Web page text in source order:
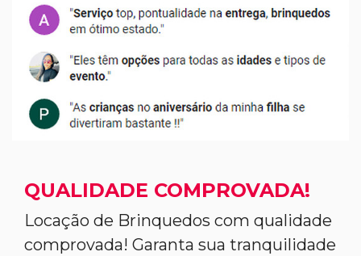
QUALIDADE COMPROVADA!
Locação de Brinquedos com qualidade
comprovada! Garanta sua tranquilidade